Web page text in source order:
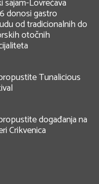
sajam-Lovrečava
donosi gastro
od tradicionalnih do
otočnih
Tunalicious
događanja na
Crikvenica